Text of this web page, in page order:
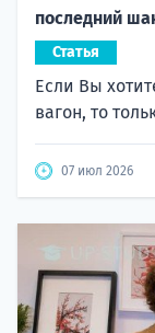
последний
Статья
Если Вы
вагон, то
07 июл 2026